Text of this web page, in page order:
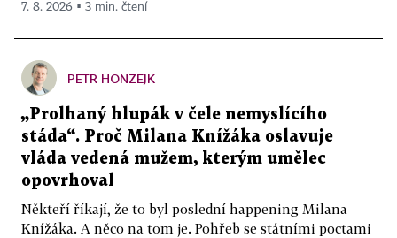
7. 8. 2026 ▪ 3 min. čtení
PETR HONZEJK
„Prolhaný hlupák v čele nemyslícího
stáda“. Proč Milana Knížáka oslavuje
vláda vedená mužem, kterým umělec
opovrhoval
Někteří říkají, že to byl poslední happening Milana
Knížáka. A něco na tom je. Pohřeb se státními poctami